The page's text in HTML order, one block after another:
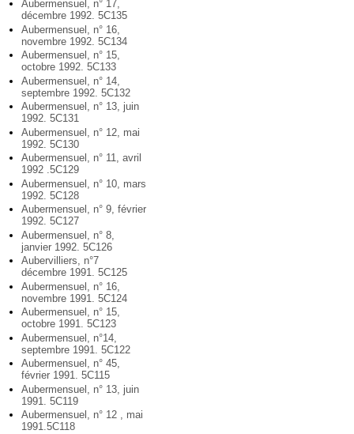
Aubermensuel, n° 17,
décembre 1992. 5C135
Aubermensuel, n° 16,
novembre 1992. 5C134
Aubermensuel, n° 15,
octobre 1992. 5C133
Aubermensuel, n° 14,
septembre 1992. 5C132
Aubermensuel, n° 13, juin
1992. 5C131
Aubermensuel, n° 12, mai
1992. 5C130
Aubermensuel, n° 11, avril
1992 .5C129
Aubermensuel, n° 10, mars
1992. 5C128
Aubermensuel, n° 9, février
1992. 5C127
Aubermensuel, n° 8,
janvier 1992. 5C126
Aubervilliers, n°7
décembre 1991. 5C125
Aubermensuel, n° 16,
novembre 1991. 5C124
Aubermensuel, n° 15,
octobre 1991. 5C123
Aubermensuel, n°14,
septembre 1991. 5C122
Aubermensuel, n° 45,
février 1991. 5C115
Aubermensuel, n° 13, juin
1991. 5C119
Aubermensuel, n° 12 , mai
1991.5C118